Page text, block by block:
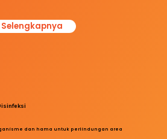
Selengkapnya
dan hama untuk perlindungan area